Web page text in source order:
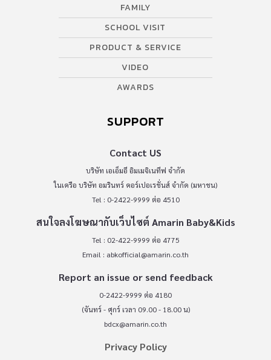
FAMILY
SCHOOL VISIT
PRODUCT & SERVICE
VIDEO
AWARDS
SUPPORT
Contact US
บริษัท เอเอ็มอี อิมเมจิเนทีฟ จำกัด
ในเครือ บริษัท อมรินทร์ คอร์เปอเรชั่นส์ จำกัด (มหาชน)
Tel : 0-2422-9999 ต่อ 4510
สนใจลงโฆษณากับเว็บไซต์ Amarin Baby&Kids
Tel : 02-422-9999 ต่อ 4775
Email : abkofficial@amarin.co.th
Report an issue or send feedback
0-2422-9999 ต่อ 4180
(จันทร์ - ศุกร์ เวลา 09.00 - 18.00 น)
bdcx@amarin.co.th
Privacy Policy